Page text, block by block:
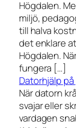
Högdalen.
miljö,
till halva
det enklare
Högdalen.
fungera […]
Datorhjälp
När datorn
svajar eller
vardagen